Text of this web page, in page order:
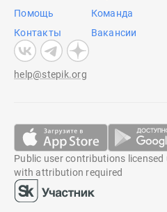
Помощь
Контакты
Команда
Вакансии
help@stepik.org
Public user contributions licensed
with attribution required